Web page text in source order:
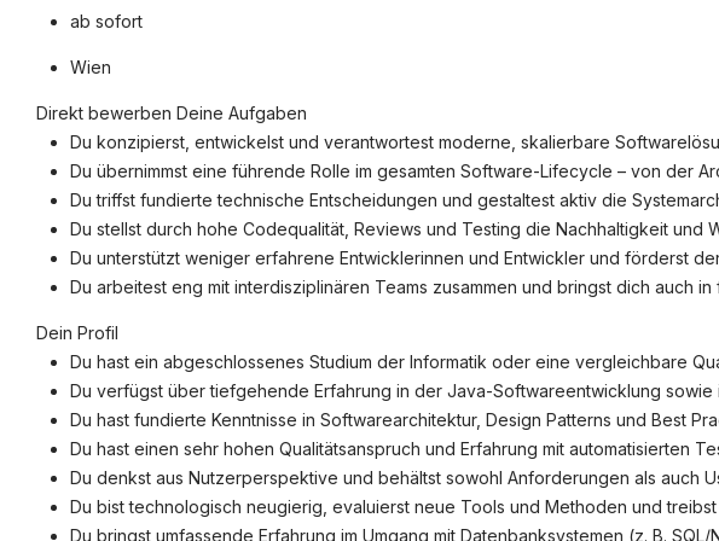
ab sofort
Wien
Direkt bewerben Deine Aufgaben
Du konzipierst, entwickelst und verantwortest moderne, skalierbare
Du übernimmst eine führende Rolle im gesamten Software-Lifecycle – von der
Du triffst fundierte technische Entscheidungen und gestaltest aktiv die
Du stellst durch hohe Codequalität, Reviews und Testing die Nachhaltigkeit und
Du unterstützt weniger erfahrene Entwicklerinnen und Entwickler und förderst
Du arbeitest eng mit interdisziplinären Teams zusammen und bringst dich auch
Dein Profil
Du hast ein abgeschlossenes Studium der Informatik oder eine vergleichbare
Du verfügst über tiefgehende Erfahrung in der Java-Softwareentwicklung
Du hast fundierte Kenntnisse in Softwarearchitektur, Design Patterns und Best
Du hast einen sehr hohen Qualitätsanspruch und Erfahrung mit automatisierten
Du denkst aus Nutzerperspektive und behältst sowohl Anforderungen als auch
Du bist technologisch neugierig, evaluierst neue Tools und Methoden und
Du bringst umfassende Erfahrung im Umgang mit Datenbanksystemen (z. B. SQL/